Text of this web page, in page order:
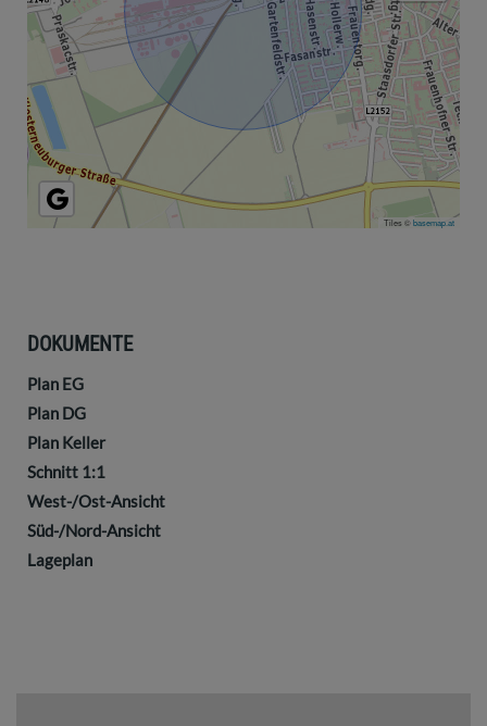
Tiles ©basemap.at
DOKUMENTE
Plan EG
Plan DG
Plan Keller
Schnitt 1:1
West-/Ost-Ansicht
Süd-/Nord-Ansicht
Lageplan